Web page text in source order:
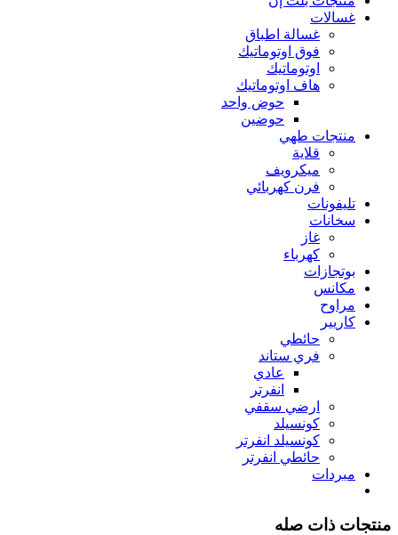
غسالات
غسالة اطباق
فوق اوتوماتيك
اوتوماتيك
هاف اوتوماتيك
حوض واحد
حوضين
منتجات طهي
قلاية
ميكرويف
فرن كهربائي
تليفونات
سخانات
غاز
كهرباء
بوتجازات
مكانس
مراوح
كاريير
حائطي
فري ستاند
عادي
انفرتر
ارضي سقفي
كونسيلد
كونسيلد انفرتر
حائطي انفرتر
مبردات
منتجات ذات صله